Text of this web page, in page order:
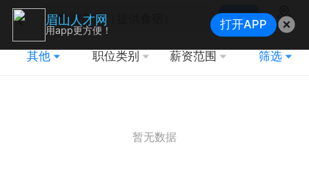
搜索
地图
其他 职位类别 薪资范围 筛选
暂无数据
眉山人才网
用app更方便！ 打开APP